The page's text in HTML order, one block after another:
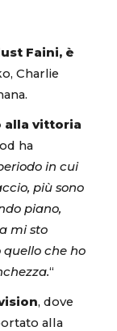
Faini, è
Charlie
alla vittoria
ha
in cui
più sono
piano,
mi sto
quello che ho
“
, dove
alla